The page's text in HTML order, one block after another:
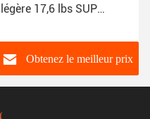
légère 17,6 lbs SUP
gonflable
Obtenez le meilleur prix